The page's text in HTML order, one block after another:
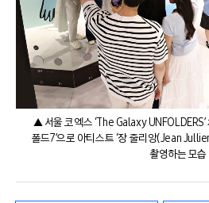
▲ 서울 코엑스 ‘The Galaxy UNFOLDERS’
폴드7’으로 아티스트 ‘장 줄리앙(Jean
촬영하는 모습